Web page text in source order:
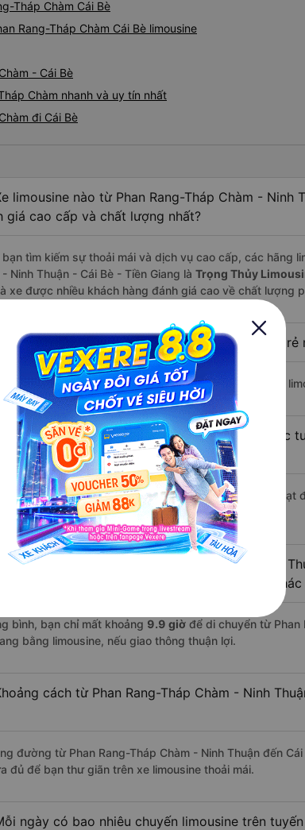
Tháp Chàm Cái Bè
Rang-Tháp Chàm Cái Bè limousine
- Cái Bè
Chàm nhanh và uy tín nhất
đi Cái Bè
limousine nào từ Phan Rang-Tháp Chàm - Ninh
giá cao cấp và chất lượng nhất?
bạn tìm kiếm sự thoải mái và dịch vụ cao cấp, các hãng
Ninh Thuận - Cái Bè - Tiền Giang là Trọng Thủy
xe được nhiều khách hàng đánh giá cao về chất lượng
xe limousine đi Cái Bè - Tiền Giang có giá rẻ
mức giá chỉ từ400.000đồng, Liên Hưng hiện là hãng
nay có bao nhiêu nhà xe limousine khai thác
- Cái Bè - Tiền Giang?
tuyến đường này hiện có4 nhà xelimousine
đang hoạt
vụ và mức giá.
xe limousine từ Phan Rang-Tháp Chàm - Ninh
có mất thời gian hơn các loại phương tiện khác
bình, bạn chỉ mất khoảng 9.9 giờ để di chuyển từ Phan
bằng limousine, nếu giao thông thuận lợi.
cách từ Phan Rang-Tháp Chàm - Ninh
đường từ Phan Rang-Tháp Chàm - Ninh Thuận đến
đủ để bạn thư giãn trên xe limousine thoải mái.
ngày có bao nhiêu chuyến limousine trên